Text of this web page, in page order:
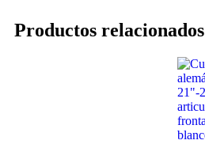
Productos relacionados